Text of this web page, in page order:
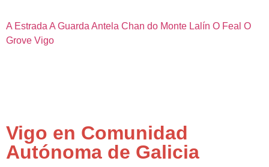
A EstradaA GuardaAntela Chan do Monte Lalín O Feal O
Grove Vigo
Vigo en Comunidad
Autónoma de Galicia